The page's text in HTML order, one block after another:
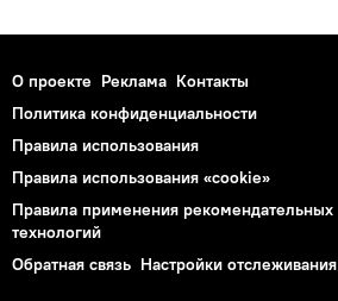
О проекте Реклама Контакты
Политика конфиденциальности
Правила использования
Правила использования «cookie»
Правила применения рекомендательных
технологий
Обратная связь Настройки отслеживания